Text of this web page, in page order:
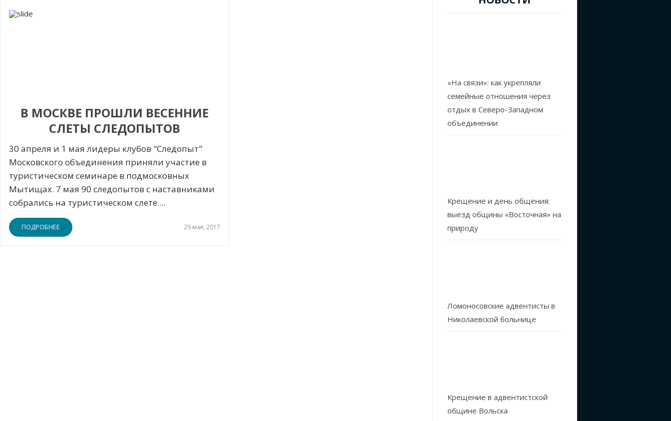
В МОСКВЕ ПРОШЛИ ВЕСЕННИЕ
СЛЕТЫ СЛЕДОПЫТОВ
30 апреля и 1 мая лидеры клубов "Следопыт"
Московского объединения приняли участие в
туристическом семинаре в подмосковных
Мытищах. 7 мая 90 следопытов с наставниками
собрались на туристическом слете....
ПОДРОБНЕЕ 29 мая, 2017
«На связи»: как укрепляли
семейные отношения через
отдых в Северо-Западном
объединении
Крещение и день общения:
выезд общины «Восточная» на
природу
Ломоносовские адвентисты в
Николаевской больнице
Крещение в адвентистской
общине Вольска